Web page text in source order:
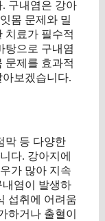
구내염은 강아
몸 문제와 밀
치료가 필수적
탕으로 구내염
문제를 효과적
보겠습니다.
막 등 다양한
다. 강아지에
가 많아 지속
염이 발생하
섭취에 어려움
하거나 출혈이